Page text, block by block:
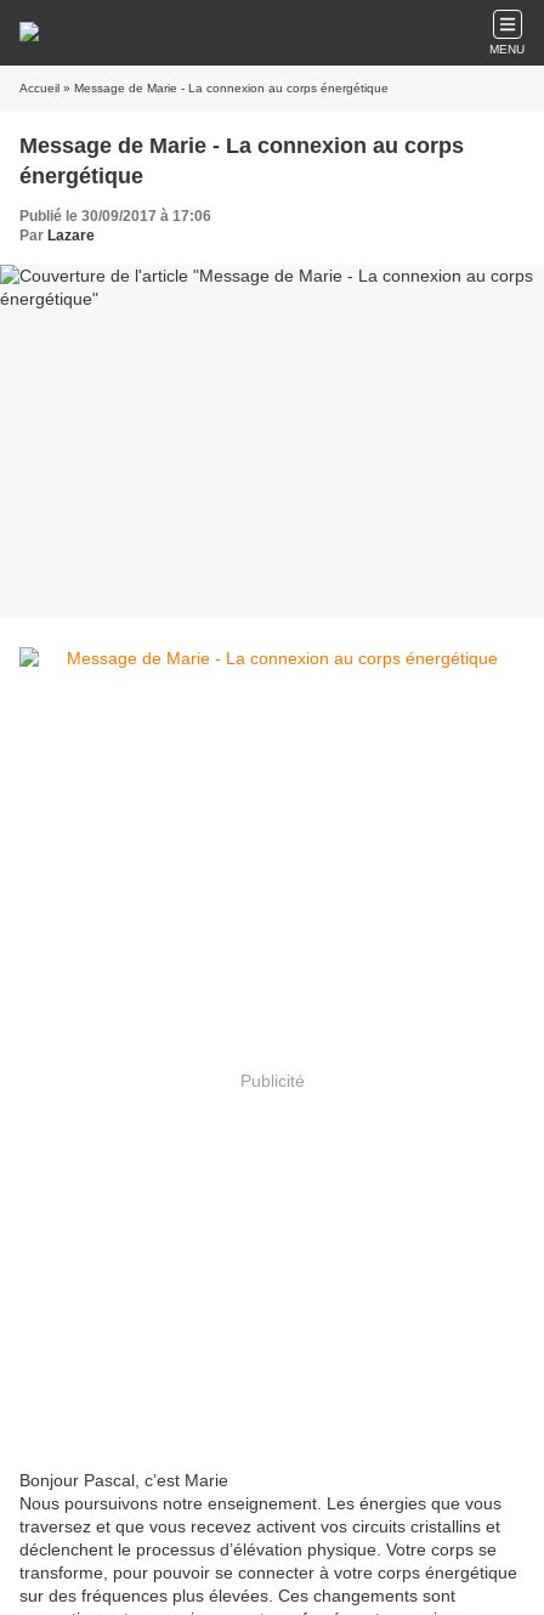
MENU
Accueil » Message de Marie - La connexion au corps énergétique
Message de Marie - La connexion au corps
énergétique
Publié le 30/09/2017 à 17:06
Par Lazare
Publicité
Bonjour Pascal, c’est Marie
Nous poursuivons notre enseignement. Les énergies que vous
traversez et que vous recevez activent vos circuits cristallins et
déclenchent le processus d’élévation physique. Votre corps se
transforme, pour pouvoir se connecter à votre corps énergétique
sur des fréquences plus élevées. Ces changements sont